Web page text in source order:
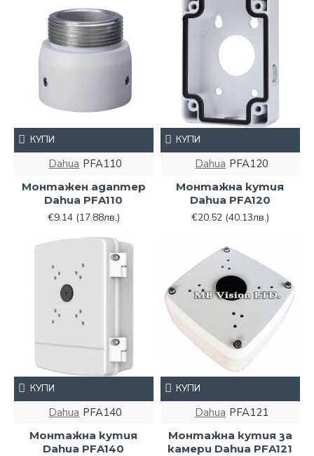
Dahua PFA110
Монтажен адаптер
Dahua PFA110
€9.14 (17.88лв.)
КУПИ
Dahua PFA120
Монтажна кутия
Dahua PFA120
€20.52 (40.13лв.)
КУПИ
Dahua PFA140
Монтажна кутия
Dahua PFA140
КУПИ
Dahua PFA121
Монтажна кутия за
камери Dahua PFA121
КУПИ